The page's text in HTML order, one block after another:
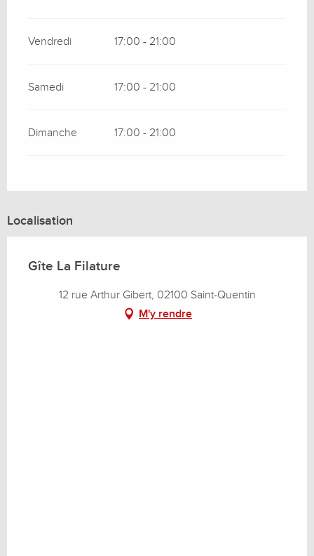
Vendredi 17:00 - 21:00
Samedi 17:00 - 21:00
Dimanche 17:00 - 21:00
Localisation
Gîte La Filature
12 rue Arthur Gibert, 02100 Saint-Quentin
M'y rendre